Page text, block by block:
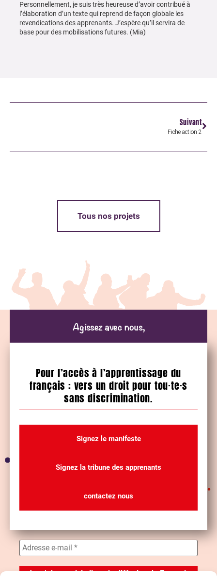
Personnellement, je suis très heureuse d’avoir contribué à
l’élaboration d’un texte qui reprend de façon globale les
revendications des apprenants. J’espère qu’il servira de
base pour des mobilisations futures. (Mia)
Suivant
Fiche action 2
Tous nos projets
Agissez avec nous,
Pour l’accès à l’apprentissage du
français : vers un droit pour tou·te·s
sans discrimination.
Signez le manifeste
Signez la tribune des apprenants
contactez nous